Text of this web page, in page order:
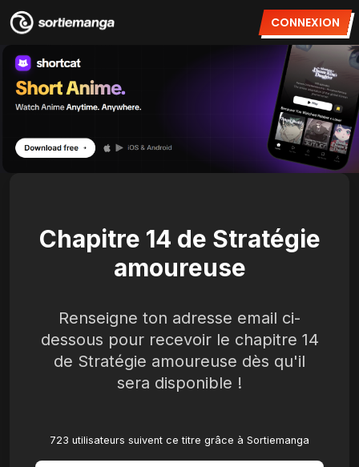
CONNEXION
Chapitre 14 de Stratégie
amoureuse
Renseigne ton adresse email ci-
dessous pour recevoir le chapitre 14
de Stratégie amoureuse dès qu'il
sera disponible !
723 utilisateurs suivent ce titre grâce à Sortiemanga